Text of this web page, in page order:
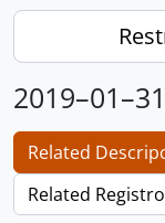
2019–01–31
Related
Related